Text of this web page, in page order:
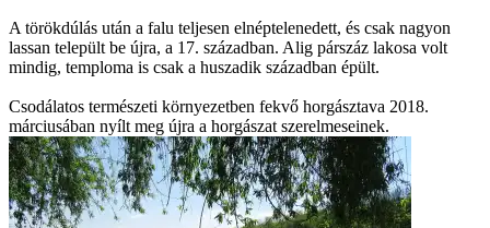
A törökdúlás után a falu teljesen elnéptelenedett, és csak nagyon
lassan települt be újra, a 17. században. Alig párszáz lakosa volt
mindig, temploma is csak a huszadik században épült.
Csodálatos természeti környezetben fekvő horgásztava 2018.
márciusában nyílt meg újra a horgászat szerelmeseinek.